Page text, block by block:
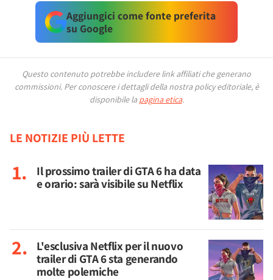
Aggiungici come fonte preferita
su Google
Questo contenuto potrebbe includere link affiliati che generano
commissioni. Per conoscere i dettagli della nostra policy editoriale, è
disponibile la pagina etica.
LE NOTIZIE PIÙ LETTE
Il prossimo trailer di GTA 6 ha data
e orario: sarà visibile su Netflix
L'esclusiva Netflix per il nuovo
trailer di GTA 6 sta generando
molte polemiche